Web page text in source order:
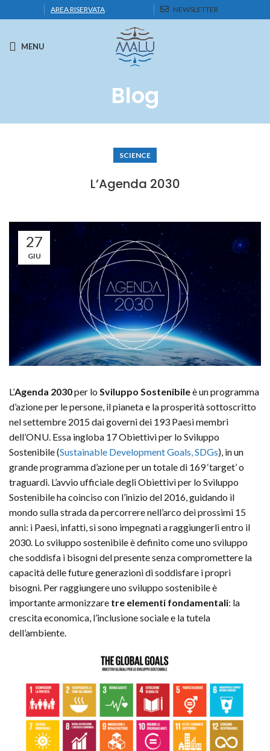
AREA RISERVATA NEWSLETTER
MENU
Blog
SCIENCE
L’Agenda 2030
27
GIU
L’Agenda 2030per lo Sviluppo Sostenibileè un programma
d’azione per le persone, il pianeta e la prosperità sottoscritto
nel settembre 2015 dai governi dei 193 Paesi membri
dell’ONU. Essa ingloba 17 Obiettivi per lo Sviluppo
Sostenibile (Sustainable Development Goals, SDGs), in un
grande programma d’azione per un totale di 169 ‘target’ o
traguardi. L’avvio ufficiale degli Obiettivi per lo Sviluppo
Sostenibile ha coinciso con l’inizio del 2016, guidando il
mondo sulla strada da percorrere nell’arco dei prossimi 15
anni: i Paesi, infatti, si sono impegnati a raggiungerli entro il
2030. Lo sviluppo sostenibile è definito come uno sviluppo
che soddisfa i bisogni del presente senza compromettere la
capacità delle future generazioni di soddisfare i propri
bisogni. Per raggiungere uno sviluppo sostenibile è
importante armonizzare tre elementi fondamentali: la
crescita economica, l’inclusione sociale e la tutela
dell’ambiente.